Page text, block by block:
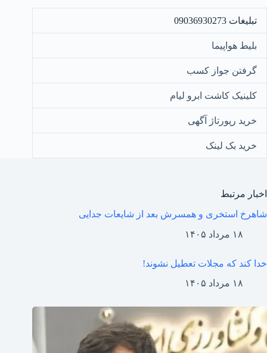
تبلیغات 09036930273
بلیط هواپیما
گرفتن جواز کسب
کلینیک کاشت ابرو لیام
خرید رپورتاژ آگهی
خرید بک لینک
اخبار مرتبط
شاهرخ استخری و همسرش بعد از شایعات جدایی
۱۸ مرداد ۱۴۰۵
خدا کند که مجلات تعطیل نشوند!
۱۸ مرداد ۱۴۰۵